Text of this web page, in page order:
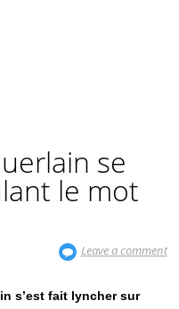
se
le mot
Leave a comment
s’est fait lyncher sur